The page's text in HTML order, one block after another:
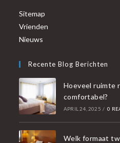
Sitemap
Vrienden
Nieuws
Recente Blog Berichten
Hoeveel ruimte
comfortabel?
APRIL 24, 2025 / 0
Welk formaat